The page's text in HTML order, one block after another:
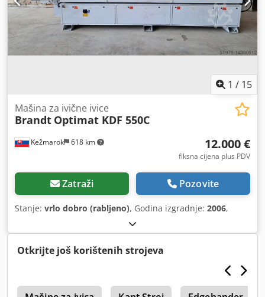
1 / 15
Kežmarok 618 km
Mašina za ivične ivice
Brandt Optimat KDF 550C
12.000 €
fiksna cijena plus PDV
Zatraži Pozovite
Stanje: vrlo dobro (rabljeno), Godina izgradnje: 2006,
Otkrijte još korištenih strojeva